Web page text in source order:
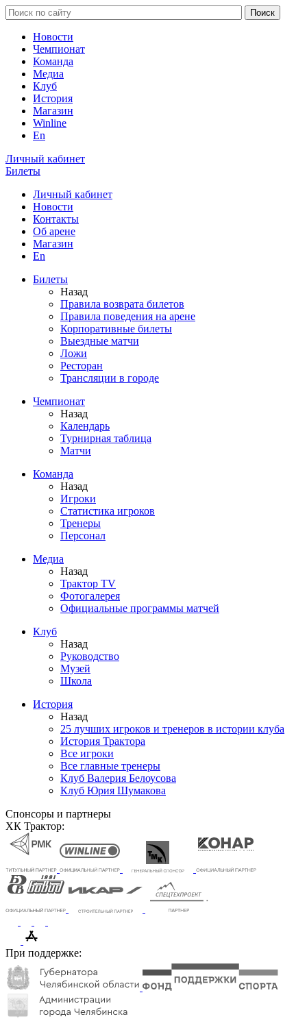
Новости
Чемпионат
Команда
Медиа
Клуб
История
Магазин
Winline
En
Личный кабинет
Билеты
Личный кабинет
Новости
Контакты
Об арене
Магазин
En
Билеты
Назад
Правила возврата билетов
Правила поведения на арене
Корпоративные билеты
Выездные матчи
Ложи
Ресторан
Трансляции в городе
Чемпионат
Назад
Календарь
Турнирная таблица
Матчи
Команда
Назад
Игроки
Статистика игроков
Тренеры
Персонал
Медиа
Назад
Трактор TV
Фотогалерея
Официальные программы матчей
Клуб
Назад
Руководство
Музей
Школа
История
Назад
25 лучших игроков и тренеров в истории клуба
История Трактора
Все игроки
Все главные тренеры
Клуб Валерия Белоусова
Клуб Юрия Шумакова
Спонсоры и партнеры
ХК Трактор:
При поддержке: